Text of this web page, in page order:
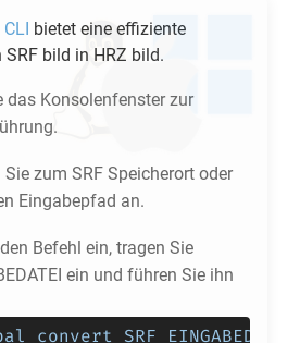
bietet eine effiziente
SRF bild in HRZ bild.
das Konsolenfenster zur
Sie zum SRF Speicherort oder
Eingabepfad an.
Befehl ein, tragen Sie
ein und führen Sie ihn
convert